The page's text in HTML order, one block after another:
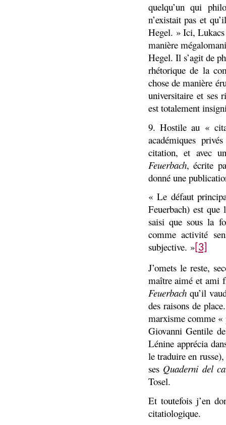
quelqu’un qui
n’existait pas et
Hegel. » Ici, Lukacs
manière
Hegel. Il s’agit de
rhétorique de la
chose de manière
universitaire et ses
est totalement
9. Hostile au «
académiques
citation, et avec
Feuerbach, écrite
donné une
« Le défaut
Feuerbach) est que
saisi que sous la
comme activité
subjective. »[3]
J’omets le reste,
maître aimé et ami
Feuerbachqu’il
des raisons de
marxisme comme
Giovanni Gentile
Lénine apprécia
le traduire en
ses Quaderni del
Tosel.
Et toutefois j’en
citatiologique.